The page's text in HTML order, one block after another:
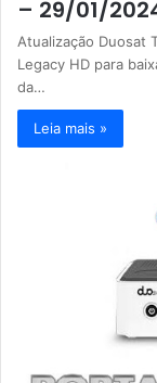
– 29/01/
Atualização Duosat
Legacy HD para
da…
Leia mais »